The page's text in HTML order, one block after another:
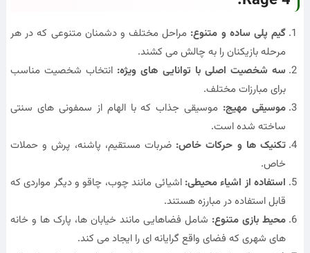
گیم پلی ساده و متنوع: مراحل مختلف و دشمنان متنوعی که در هر
مرحله بازیکنان را به چالش می کشند.
سه شخصیت اصلی با توانایی های ویژه: انتخاب شخصیت مناسب
برای مبارزات مختلف.
موسیقی مهیج: موسیقی جذاب که با الهام از سمفونی های سنتی
ساخته شده است.
تکنیک ها و حرکات خاص: ضربات مستقیم، پاشنه، پرش و حملات
خاص.
استفاده از اشیاء محیطی: اشیائی مانند چوب، چاقو و دیگر مواردی که
قابل استفاده در مبارزه هستند.
محیط بازی متنوع: شامل فضاهایی مانند خیابان ها، پارک ها و خانه
های شهری که فضای واقع گرایانه ای را ایجاد می کند.